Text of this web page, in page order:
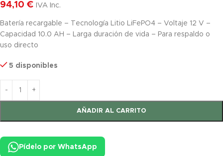
94,10 € IVA Inc.
Batería recargable – Tecnología Litio LiFePO4 – Voltaje 12 V –
Capacidad 10.0 AH – Larga duración de vida – Para respaldo o
uso directo
5 disponibles
AÑADIR AL CARRITO
Pídelo por WhatsApp